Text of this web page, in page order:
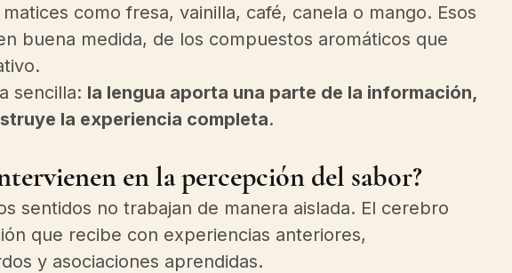
como fresa, vainilla, café, canela o mango. Esos
buena medida, de los compuestos aromáticos que
sencilla: la lengua aporta una parte de la información,
la experiencia completa.
en la percepción del sabor?
sentidos no trabajan de manera aislada. El cerebro
que recibe con experiencias anteriores,
y asociaciones aprendidas.